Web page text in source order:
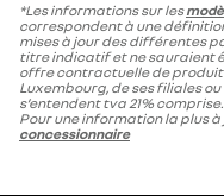
*Les informations sur les
correspondent à une
mises à jour des différentes
titre indicatif et ne sauraient
offre contractuelle de
Luxembourg, de ses filiales
s’entendent tva 21% comprise.
Pour une information la plus à
concessionnaire